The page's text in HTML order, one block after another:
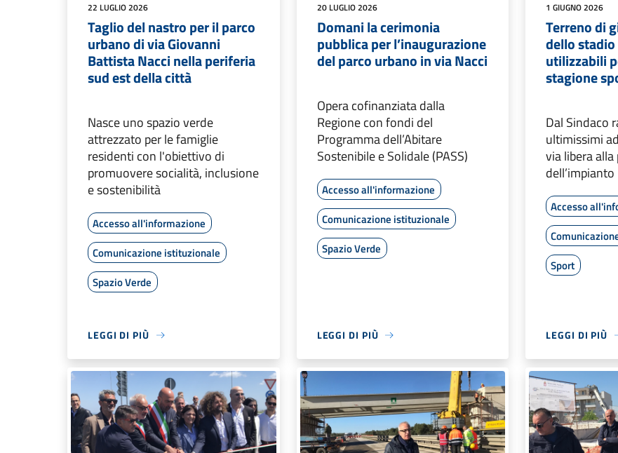
22 LUGLIO 2026
Taglio del nastro per il parco
urbano di via Giovanni
Battista Nacci nella periferia
sud est della città
Nasce uno spazio verde
attrezzato per le famiglie
residenti con l'obiettivo di
promuovere socialità, inclusione
e sostenibilità
Accesso all'informazione
Comunicazione istituzionale
Spazio Verde
LEGGI DI PIÙ
20 LUGLIO 2026
Domani la cerimonia
pubblica per l’inaugurazione
del parco urbano in via Nacci
Opera cofinanziata dalla
Regione con fondi del
Programma dell’Abitare
Sostenibile e Solidale (PASS)
Accesso all'informazione
Comunicazione istituzionale
Spazio Verde
LEGGI DI PIÙ
1 GIUGNO 2026
Terreno di
dello
utilizzabili
stagione
Dal Sindaco
ultimissimi
via libera
dell’impianto
Accesso
Sport
LEGGI DI PIÙ